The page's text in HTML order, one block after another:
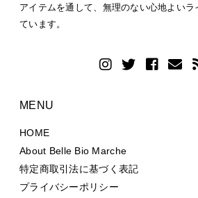
アイテムを通して、無理のない心地よいラ
ています。
MENU
HOME
About Belle Bio Marche
特定商取引法に基づく表記
プライバシーポリシー